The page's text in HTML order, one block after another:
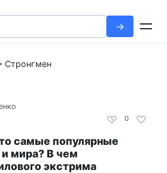
Стронгмен
0
самые популярные
мира? В чем
экстрима